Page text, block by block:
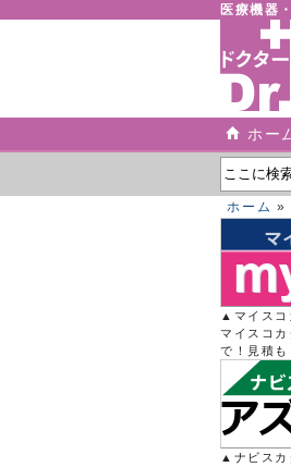
医療機器
ホー
ホーム »
▲マイスコ
マイスコ
で！見積も
▲ナビスカ